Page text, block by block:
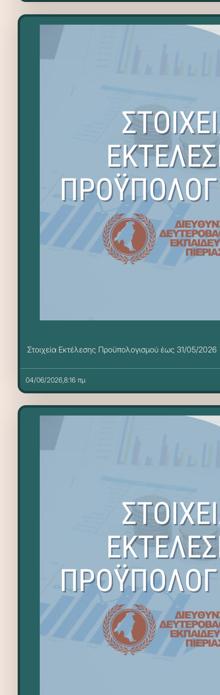
Στοιχεία Εκτέλεσης Προϋπολογισμού έως 31/05/2026
04/06/2026,8:16 πμ